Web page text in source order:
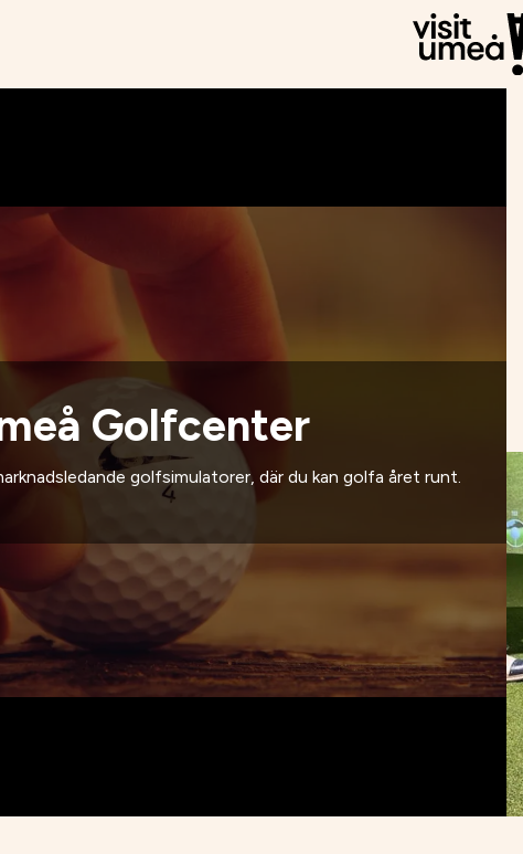
Golfcenter
golfsimulatorer, där du kan golfa året runt.